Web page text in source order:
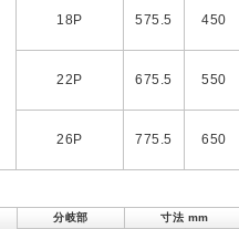
18P
575.5 450
22P
675.5 550
26P
775.5 650
分岐部
寸法 mm